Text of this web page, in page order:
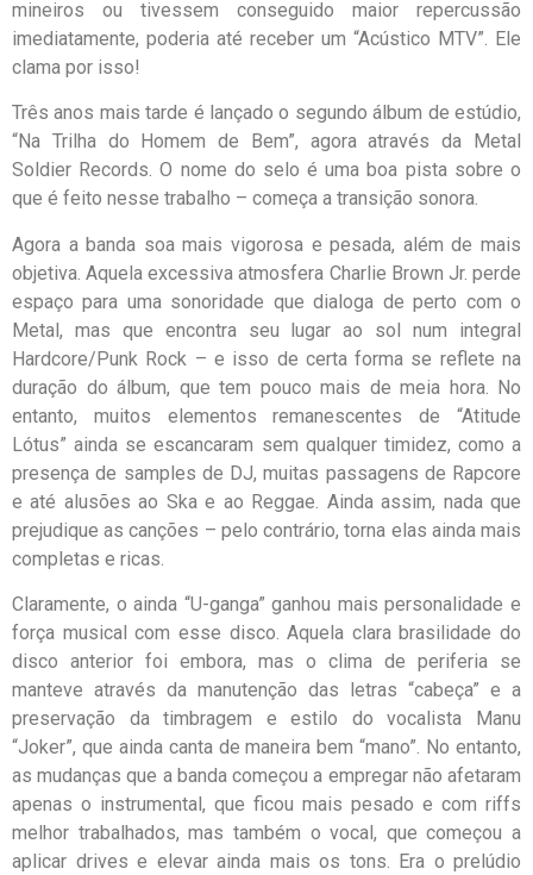
mineiros ou tivessem conseguido maior repercussão
imediatamente, poderia até receber um “Acústico MTV”. Ele
clama por isso!
Três anos mais tarde é lançado o segundo álbum de estúdio,
“Na Trilha do Homem de Bem”, agora através da Metal
Soldier Records. O nome do selo é uma boa pista sobre o
que é feito nesse trabalho – começa a transição sonora.
Agora a banda soa mais vigorosa e pesada, além de mais
objetiva. Aquela excessiva atmosfera Charlie Brown Jr. perde
espaço para uma sonoridade que dialoga de perto com o
Metal, mas que encontra seu lugar ao sol num integral
Hardcore/Punk Rock – e isso de certa forma se reflete na
duração do álbum, que tem pouco mais de meia hora. No
entanto, muitos elementos remanescentes de “Atitude
Lótus” ainda se escancaram sem qualquer timidez, como a
presença de samples de DJ, muitas passagens de Rapcore
e até alusões ao Ska e ao Reggae. Ainda assim, nada que
prejudique as canções – pelo contrário, torna elas ainda mais
completas e ricas.
Claramente, o ainda “U-ganga” ganhou mais personalidade e
força musical com esse disco. Aquela clara brasilidade do
disco anterior foi embora, mas o clima de periferia se
manteve através da manutenção das letras “cabeça” e a
preservação da timbragem e estilo do vocalista Manu
“Joker”, que ainda canta de maneira bem “mano”. No entanto,
as mudanças que a banda começou a empregar não afetaram
apenas o instrumental, que ficou mais pesado e com riffs
melhor trabalhados, mas também o vocal, que começou a
aplicar drives e elevar ainda mais os tons. Era o prelúdio